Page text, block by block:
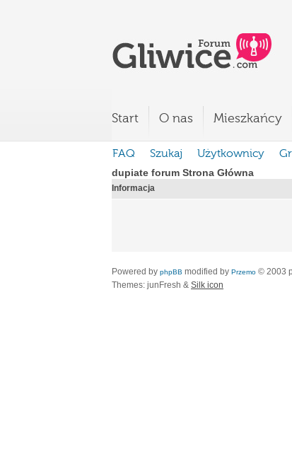
Start O nas Mieszkańcy
FAQ Szukaj Użytkownicy
dupiate forum Strona Główna
Informacja
Powered by phpBB modified by Przemo © 2003
Themes: junFresh & Silk icon